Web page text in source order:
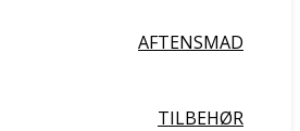
AFTENSMAD
TILBEHØR